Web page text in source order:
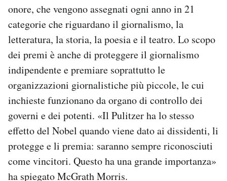
onore, che vengono assegnati ogni anno in 21
categorie che riguardano il giornalismo, la
letteratura, la storia, la poesia e il teatro. Lo scopo
dei premi è anche di proteggere il giornalismo
indipendente e premiare soprattutto le
organizzazioni giornalistiche più piccole, le cui
inchieste funzionano da organo di controllo dei
governi e dei potenti. «Il Pulitzer ha lo stesso
effetto del Nobel quando viene dato ai dissidenti, li
protegge e li premia: saranno sempre riconosciuti
come vincitori. Questo ha una grande importanza»
ha spiegato McGrath Morris.